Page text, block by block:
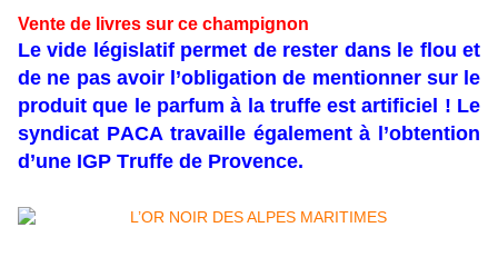
Vente de livres sur ce champignon
Le vide législatif permet de rester dans le flou et
de ne pas avoir l’obligation de mentionner sur le
produit que le parfum à la truffe est artificiel ! Le
syndicat PACA travaille également à l’obtention
d’une IGP Truffe de Provence.